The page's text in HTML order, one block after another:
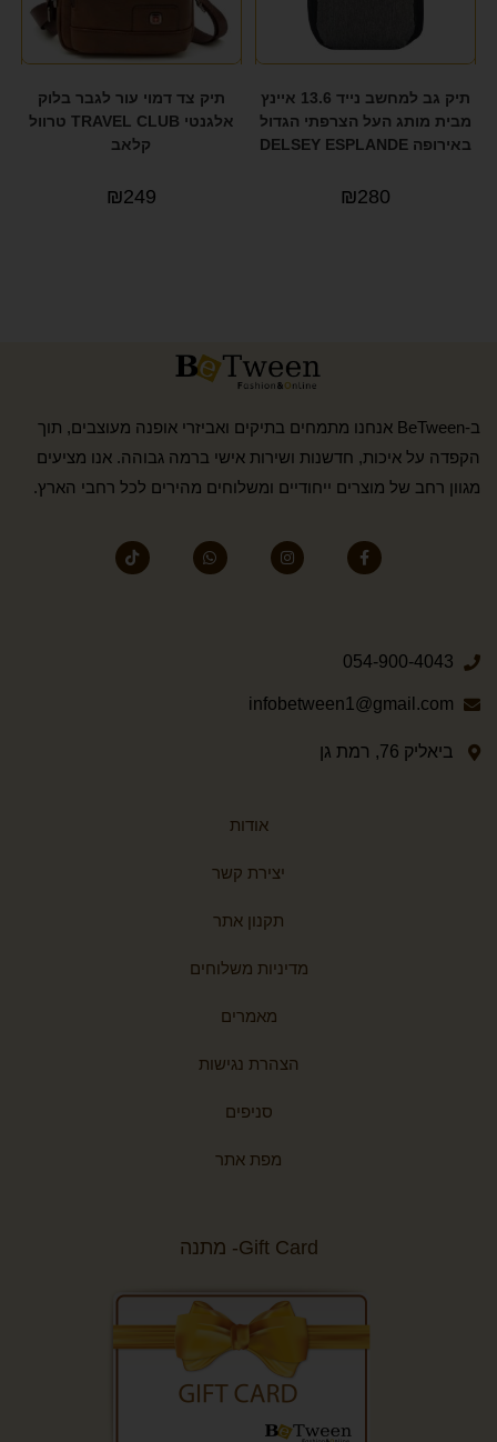
תיק גב למחשב נייד 13.6 איינץ
מבית מותג העל הצרפתי הגדול
באירופה DELSEY ESPLANDE
₪280
תיק צד דמוי עור לגבר בלוק
אלגנטי TRAVEL CLUB טרוול
קלאב
₪249
ב-BeTween אנחנו מתמחים בתיקים ואביזרי אופנה מעוצבים, תוך
הקפדה על איכות, חדשנות ושירות אישי ברמה גבוהה. אנו מציעים
מגוון רחב של מוצרים ייחודיים ומשלוחים מהירים לכל רחבי הארץ.
054-900-4043
infobetween1@gmail.com
ביאליק 76, רמת גן
אודות
יצירת קשר
תקנון אתר
מדיניות משלוחים
מאמרים
הצהרת נגישות
סניפים
מפת אתר
Gift Card- מתנה